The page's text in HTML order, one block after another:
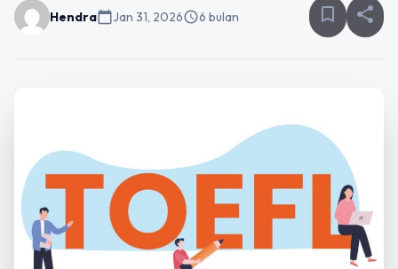
Hendracalendar_todayJan 31, 2026schedule6 bulan bookmark_border share